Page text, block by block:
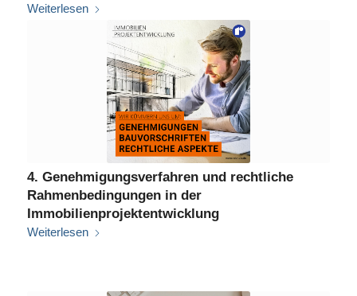
Weiterlesen
4. Genehmigungsverfahren und rechtliche
Rahmenbedingungen in der
Immobilienprojektentwicklung
Weiterlesen